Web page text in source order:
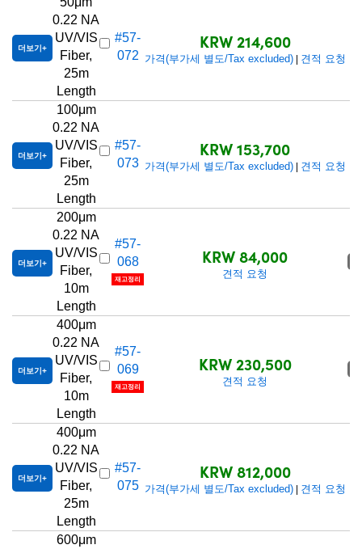
더보기
0.22 NA
UV/VIS
Fiber,
25m
Length
#57-
072
KRW 214,600
가격(부가세 별도/Tax excluded)| 견적 요청
더보기
100μm
0.22 NA
UV/VIS
Fiber,
25m
Length
#57-
073
KRW 153,700
가격(부가세 별도/Tax excluded)| 견적 요청
더보기
200μm
0.22 NA
UV/VIS
Fiber,
10m
Length
#57-
068
재고정리
KRW 84,000
견적 요청
더보기
400μm
0.22 NA
UV/VIS
Fiber,
10m
Length
#57-
069
재고정리
KRW 230,500
견적 요청
더보기
400μm
0.22 NA
UV/VIS
Fiber,
25m
Length
#57-
075
KRW 812,000
가격(부가세 별도/Tax excluded)| 견적 요청
600μm